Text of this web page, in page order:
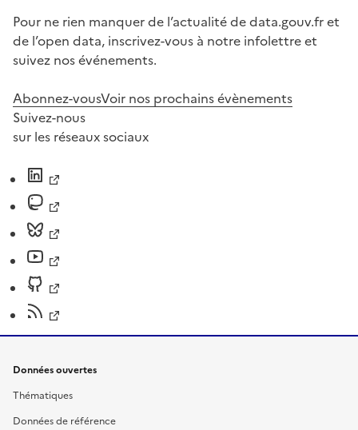
Pour ne rien manquer de l’actualité de data.gouv.fr et
de l’open data, inscrivez-vous à notre infolettre et
suivez nos événements.
Abonnez-vousVoir nos prochains évènements
Suivez-nous
sur les réseaux sociaux
Données ouvertes
Thématiques
Données de référence